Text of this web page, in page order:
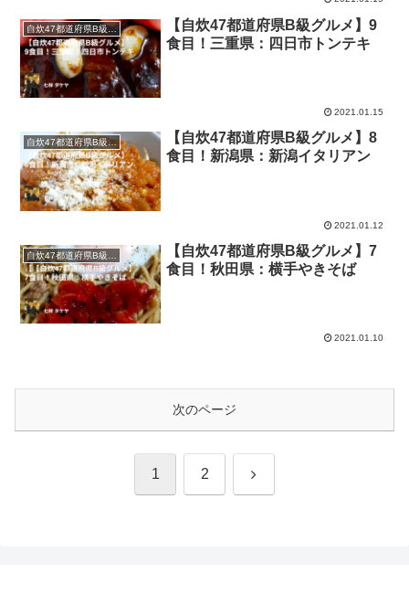
自炊47都道府県B級グルメ
【自炊47都道府県B級グルメ】9
食目！三重県：四日市トンテキ
2021.01.15
自炊47都道府県B級グルメ
【自炊47都道府県B級グルメ】8
食目！新潟県：新潟イタリアン
2021.01.12
【自炊47都道府県B級グルメ】7
食目！秋田県：横手やきそば
2021.01.10
次のページ
1 2 次